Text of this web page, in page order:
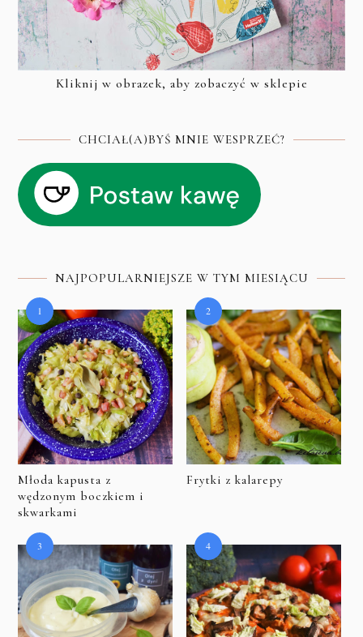
Kliknij w obrazek, aby zobaczyć w sklepie
CHCIAŁ(A)BYŚ MNIE WESPRZEĆ?
NAJPOPULARNIEJSZE W TYM MIESIĄCU
Młoda kapusta z
wędzonym boczkiem i
skwarkami
Frytki z kalarepy